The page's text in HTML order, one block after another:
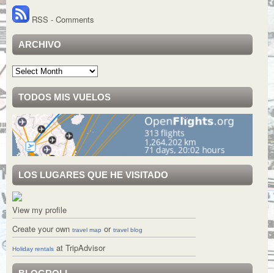
RSS - Comments
ARCHIVO
Archivo
TODOS MIS VUELOS
LOS LUGARES QUE HE VISITADO
View my profile
Create your own travel map or travel blog
Holiday rentals at TripAdvisor